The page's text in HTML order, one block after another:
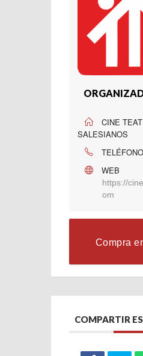
CINE
SALESIANOS
TELÉFONO
WEB
https://
om
Compra
COMPARTIR